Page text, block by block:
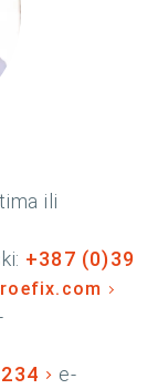
ili
+387 (0)39
e-